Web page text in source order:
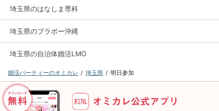
埼玉県のはなしま専科
埼玉県のブラボー沖縄
埼玉県の自治体婚活LMO
婚活パーティーのオミカレ 埼玉県 明日参加